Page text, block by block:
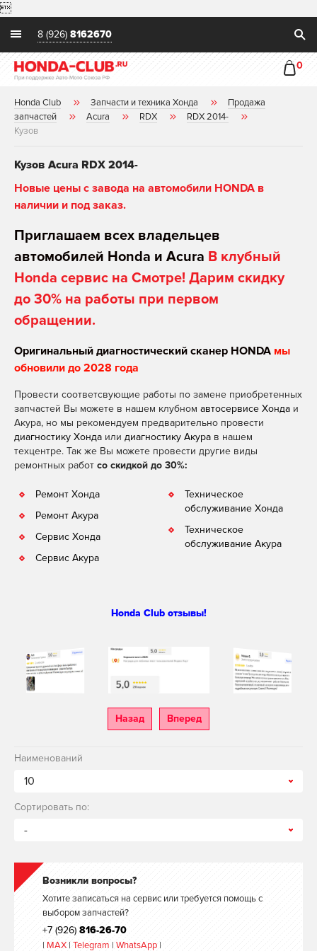

8 (926) 8162670
0
Honda Club Запчасти и техника Хонда
Продажа
запчастей
Acura RDX
RDX 2014-
Кузов
Кузов Acura RDX 2014-
Новые цены с завода на автомобили HONDA в
наличии и под заказ.
Приглашаем всех владельцев
автомобилей Honda и Acura В клубный
Honda сервис на Смотре! Дарим скидку
до 30% на работы при первом
обращении.
Оригинальный диагностический сканер HONDA мы
обновили до 2028 года
Провести соответсвующие работы по замене приобретенных
запчастей Вы можете в нашем клубном автосервисе Хонда и
Акура, но мы рекомендуем предварительно провести
диагностику Хонда или диагностику Акура в нашем
техцентре. Так же Вы можете провести другие виды
ремонтных работ со скидкой до 30%:
Ремонт Хонда
Ремонт Акура
Сервис Хонда
Сервис Акура
Техническое
обслуживание Хонда
Техническое
обслуживание Акура
Honda Club отзывы!
Назад Вперед
Наименований
10
Сортировать по:
-
Возникли вопросы?
Хотите записаться на сервис или требуется помощь с
выбором запчастей?
+7 (926) 816-26-70
| MAX | Telegram | WhatsApp |